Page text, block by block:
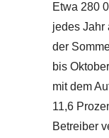
Etwa 280
jedes Jahr
der
bis
mit dem
11,6
Betreiber